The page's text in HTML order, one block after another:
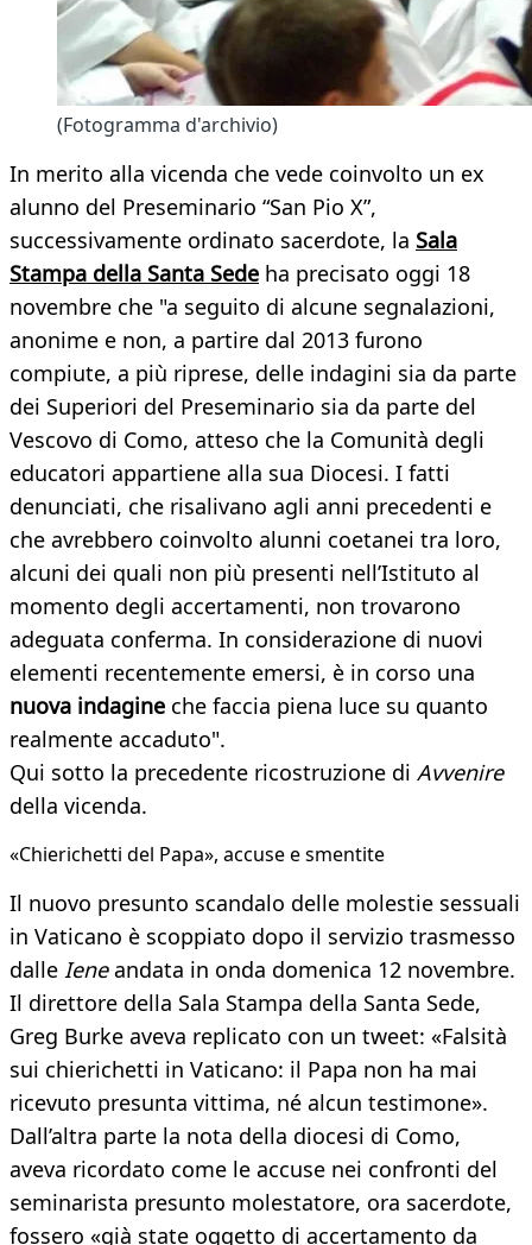
(Fotogramma d'archivio)
In merito alla vicenda che vede coinvolto un ex
alunno del Preseminario “San Pio X”,
successivamente ordinato sacerdote, la Sala
Stampa della Santa Sede ha precisato oggi 18
novembre che "a seguito di alcune segnalazioni,
anonime e non, a partire dal 2013 furono
compiute, a più riprese, delle indagini sia da parte
dei Superiori del Preseminario sia da parte del
Vescovo di Como, atteso che la Comunità degli
educatori appartiene alla sua Diocesi. I fatti
denunciati, che risalivano agli anni precedenti e
che avrebbero coinvolto alunni coetanei tra loro,
alcuni dei quali non più presenti nell’Istituto al
momento degli accertamenti, non trovarono
adeguata conferma. In considerazione di nuovi
elementi recentemente emersi, è in corso una
nuova indagine che faccia piena luce su quanto
realmente accaduto".
Qui sotto la precedente ricostruzione di Avvenire
della vicenda.
«Chierichetti del Papa», accuse e smentite
Il nuovo presunto scandalo delle molestie sessuali
in Vaticano è scoppiato dopo il servizio trasmesso
dalle Ieneandata in onda domenica 12 novembre.
Il direttore della Sala Stampa della Santa Sede,
Greg Burke aveva replicato con un tweet: «Falsità
sui chierichetti in Vaticano: il Papa non ha mai
ricevuto presunta vittima, né alcun testimone».
Dall’altra parte la nota della diocesi di Como,
aveva ricordato come le accuse nei confronti del
seminarista presunto molestatore, ora sacerdote,
fossero «già state oggetto di accertamento da